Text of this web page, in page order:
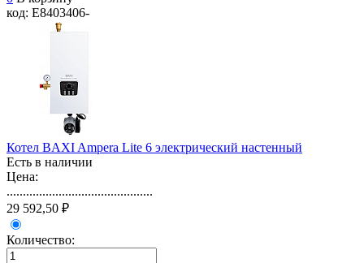
код: E8403406-
Котел BAXI Ampera Lite 6 электрический настенный
Есть в наличии
Цена:
.............................................
29 592,50 ₽
Количество: